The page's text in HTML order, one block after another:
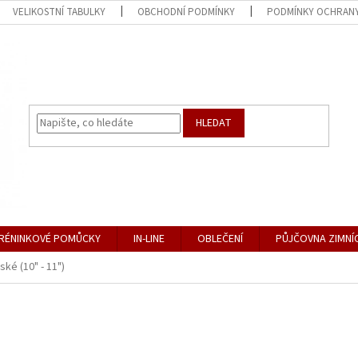
VELIKOSTNÍ TABULKY OBCHODNÍ PODMÍNKY PODMÍNKY
HLEDAT
POMŮCKY IN-LINE OBLEČENÍ PŮJČOVNA
(10" - 11")